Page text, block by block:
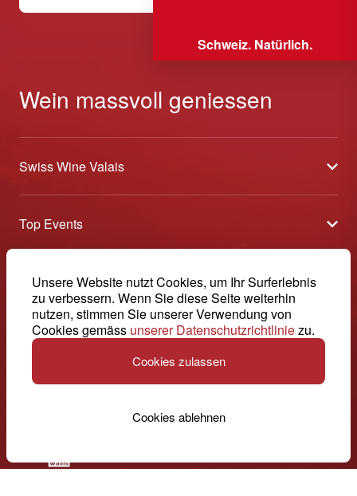
Unsere Website nutzt Cookies, um Ihr Surferlebnis
zu verbessern. Wenn Sie diese Seite weiterhin
nutzen, stimmen Sie unserer Verwendung von
Cookies gemäss unserer Datenschutzrichtliniezu.
Cookies zulassen
Cookies ablehnen
Schweiz. Natürlich.
Wein massvoll geniessen
Swiss Wine Valais
Über uns
Allgemeine Geschäftsbedingungen
Medien
Kontakt
Top Events
Offene Weinkeller
Tavolata
Sélection (Ergebnisse)
Swiss Wine Valais - Avenue de la Gare 2 - CP 144 - 1964
Conthey - Suisse
info@swisswinevalais.ch
© 2026, Swiss Wine Valais
Deutsch (Schweiz)